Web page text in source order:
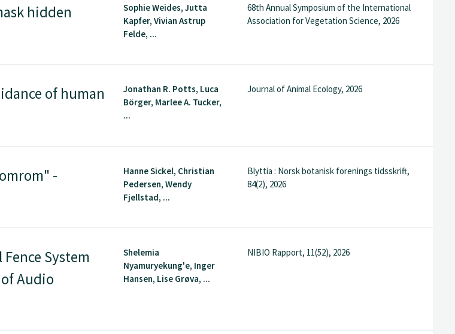
hidden
Sophie Weides, Jutta
Kapfer, Vivian Astrup
Felde, ...
68th Annual Symposium of the International
Association for Vegetation Science, 2026
of human
Jonathan R. Potts, Luca
Börger, Marlee A. Tucker,
...
Journal of Animal Ecology, 2026
-
Hanne Sickel, Christian
Pedersen, Wendy
Fjellstad, ...
Blyttia : Norsk botanisk forenings tidsskrift,
84(2), 2026
System
Audio
Shelemia
Nyamuryekung'e, Inger
Hansen, Lise Grøva, ...
NIBIO Rapport, 11(52), 2026